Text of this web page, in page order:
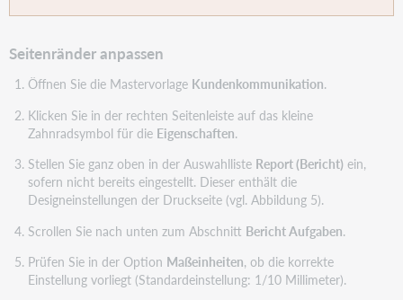
Seitenränder anpassen
Öffnen Sie die Mastervorlage Kundenkommunikation.
Klicken Sie in der rechten Seitenleiste auf das kleine
Zahnradsymbol für die Eigenschaften.
Stellen Sie ganz oben in der Auswahlliste Report (Bericht) ein,
sofern nicht bereits eingestellt. Dieser enthält die
Designeinstellungen der Druckseite (vgl. Abbildung 5).
Scrollen Sie nach unten zum Abschnitt Bericht Aufgaben.
Prüfen Sie in der Option Maßeinheiten, ob die korrekte
Einstellung vorliegt (Standardeinstellung: 1/10 Millimeter).